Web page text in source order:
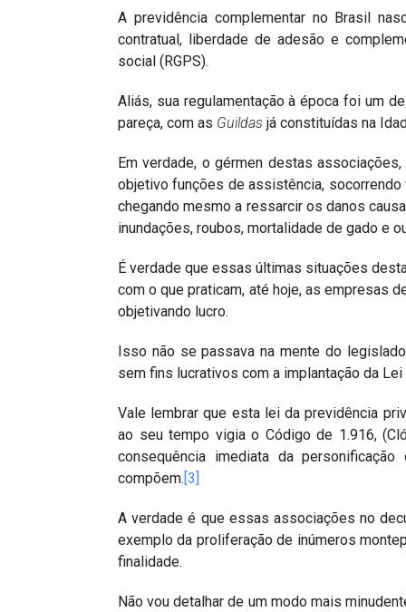
A previdência complementar no Brasil
contratual, liberdade de adesão e
social (RGPS).
Aliás, sua regulamentação à época foi um
pareça, com as Guildas já constituídas na
Em verdade, o gérmen destas
objetivo funções de assistência,
chegando mesmo a ressarcir os danos
inundações, roubos, mortalidade de gado e
É verdade que essas últimas situações
com o que praticam, até hoje, as empresas
objetivando lucro.
Isso não se passava na mente do
sem fins lucrativos com a implantação da
Vale lembrar que esta lei da previdência
ao seu tempo vigia o Código de 1.916,
consequência imediata da
compõem.[3]
A verdade é que essas associações no
exemplo da proliferação de inúmeros
finalidade.
Não vou detalhar de um modo mais